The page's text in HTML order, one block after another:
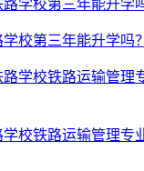
校第三年能升学吗？
校铁路运输管理专